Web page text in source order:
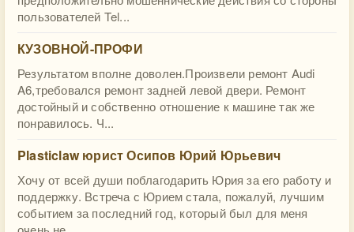
пользователей Tel...
КУЗОВНОЙ-ПРОФИ
Результатом вполне доволен.Произвели ремонт Audi
A6,требовался ремонт задней левой двери. Ремонт
достойный и собственно отношение к машине так же
понравилось. Ч...
Plasticlaw юрист Осипов Юрий Юрьевич
Хочу от всей души поблагодарить Юрия за его работу и
поддержку. Встреча с Юрием стала, пожалуй, лучшим
событием за последний год, который был для меня